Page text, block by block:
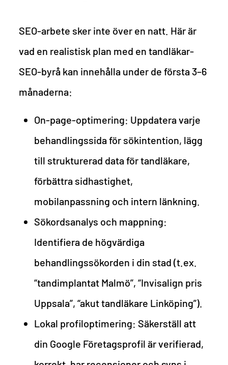
SEO-arbete sker inte över en natt. Här är
vad en realistisk plan med en tandläkar-
SEO-byrå kan innehålla under de första 3–6
månaderna:
On-page-optimering: Uppdatera varje
behandlingssida för sökintention, lägg
till strukturerad data för tandläkare,
förbättra sidhastighet,
mobilanpassning och intern länkning.
Sökordsanalys och mappning:
Identifiera de högvärdiga
behandlingssökorden i din stad (t.ex.
“tandimplantat Malmö”, “Invisalign pris
Uppsala”, “akut tandläkare Linköping”).
Lokal profiloptimering: Säkerställ att
din Google Företagsprofil är verifierad,